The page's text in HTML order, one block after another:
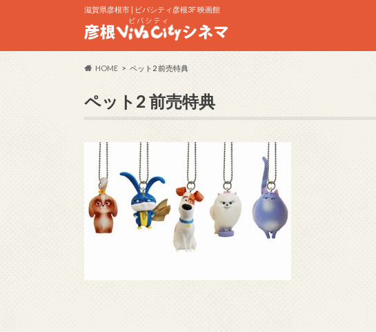
滋賀県彦根市 | ビバシティ彦根3F 映画館
HOME ペット2 前売特典
ペット2 前売特典